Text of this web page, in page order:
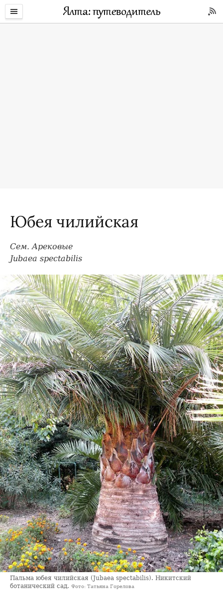
Юбея чилийская
Сем. Арековые
Jubaea spectabilis
Пальма юбея чилийская (Jubaea spectabilis). Никитский
ботанический сад. Фото: Татьяна Горелова